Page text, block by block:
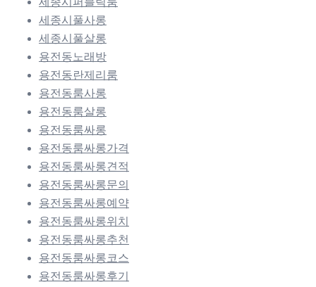
세종시풀사롱
세종시풀살롱
용전동노래방
용전동란제리룸
용전동룸사롱
용전동룸살롱
용전동룸싸롱
용전동룸싸롱가격
용전동룸싸롱견적
용전동룸싸롱문의
용전동룸싸롱예약
용전동룸싸롱위치
용전동룸싸롱추천
용전동룸싸롱코스
용전동룸싸롱후기